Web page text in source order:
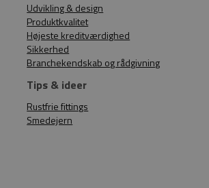
Udvikling & design
Produktkvalitet
Højeste kreditværdighed
Sikkerhed
Branchekendskab og rådgivning
Tips & ideer
Rustfrie fittings
Smedejern